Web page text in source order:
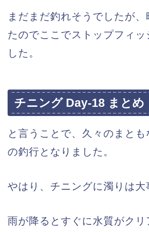
まだまだ釣れそうでしたが、
たのでここでストップフィッ
した。
チニング Day-18 まとめ
と言うことで、久々のまと
の釣行となりました。
やはり、チニングに濁りは大
雨が降るとすぐに水質がクリ